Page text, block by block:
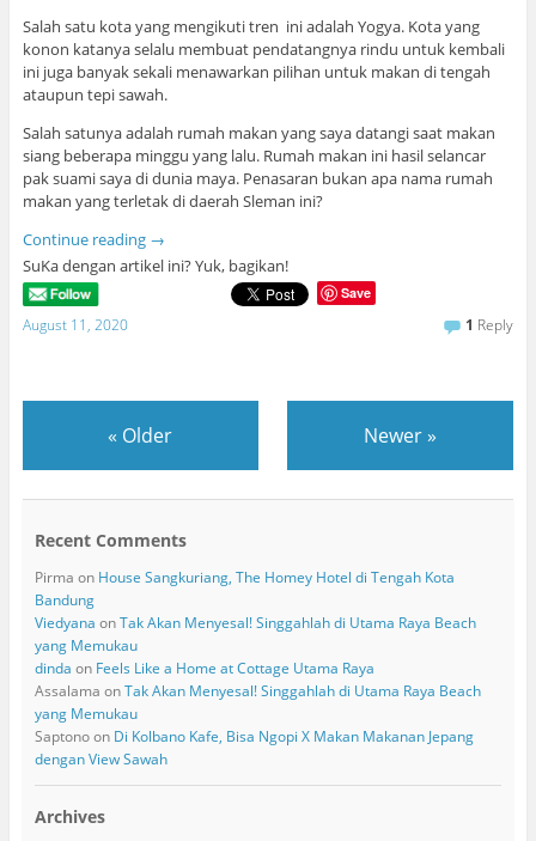
Salah satu kota yang mengikuti tren ini adalah Yogya. Kota yang
konon katanya selalu membuat pendatangnya rindu untuk kembali
ini juga banyak sekali menawarkan pilihan untuk makan di tengah
ataupun tepi sawah.
Salah satunya adalah rumah makan yang saya datangi saat makan
siang beberapa minggu yang lalu. Rumah makan ini hasil selancar
pak suami saya di dunia maya. Penasaran bukan apa nama rumah
makan yang terletak di daerah Sleman ini?
Continue reading →
SuKa dengan artikel ini? Yuk, bagikan!
Save
August 11, 2020 1 Reply
« Older Newer»
Recent Comments
Pirma on House Sangkuriang, The Homey Hotel di Tengah Kota
Bandung
Viedyana onTak Akan Menyesal! Singgahlah di Utama Raya Beach
yang Memukau
dinda on Feels Like a Home at Cottage Utama Raya
Assalama onTak Akan Menyesal! Singgahlah di Utama Raya Beach
yang Memukau
Saptonoon Di Kolbano Kafe, Bisa Ngopi X Makan Makanan Jepang
dengan View Sawah
Archives